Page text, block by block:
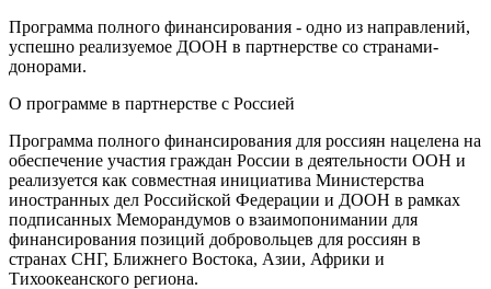
Программа полного финансирования - одно из направлений,
успешно реализуемое ДООН в партнерстве со странами-
донорами.
О программе в партнерстве с Россией
Программа полного финансирования для россиян нацелена на
обеспечение участия граждан России в деятельности ООН и
реализуется как совместная инициатива Министерства
иностранных дел Российской Федерации и ДООН в рамках
подписанных Меморандумов о взаимопонимании для
финансирования позиций добровольцев для россиян в
странах СНГ, Ближнего Востока, Азии, Африки и
Тихоокеанского региона.